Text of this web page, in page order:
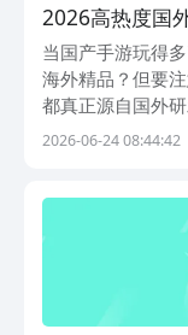
2026高热度国
外火爆的移动游
当国产手游玩得
海外精品？但要
都真正源自国外
商开发、拥有明
2026-06-24 08:44:42